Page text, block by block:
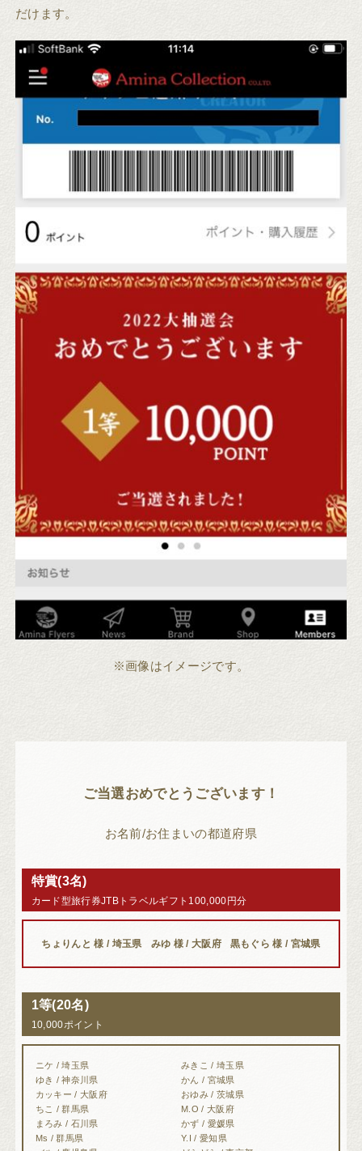
だけます。
※画像はイメージです。
ご当選おめでとうございます！
お名前/お住まいの都道府県
特賞(3名)
カード型旅行券JTBトラベルギフト100,000円分
ちょりんと 様 / 埼玉県 みゆ 様 / 大阪府 黒もぐら 様 / 宮城県
1等(20名)
10,000ポイント
ニケ / 埼玉県
みきこ / 埼玉県
ゆき / 神奈川県
かん / 宮城県
カッキー / 大阪府
おゆみ / 茨城県
ちこ / 群馬県
M.O / 大阪府
まろみ / 石川県
かず / 愛媛県
Ms / 群馬県
Y.I / 愛知県